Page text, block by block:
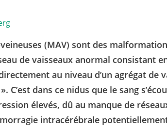
(MAV) sont des
de vaisseaux anormal consistant
au niveau d’un agrégat de
C’est dans ce nidus que le sang
élevés, dû au manque de
intracérébrale